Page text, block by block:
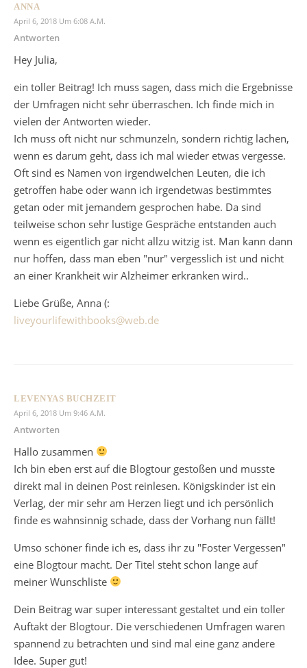
ANNA
April 6, 2018 Um 6:08 A.m.
Antworten
Hey Julia,
ein toller Beitrag! Ich muss sagen, dass mich die Ergebnisse
der Umfragen nicht sehr überraschen. Ich finde mich in
vielen der Antworten wieder.
Ich muss oft nicht nur schmunzeln, sondern richtig lachen,
wenn es darum geht, dass ich mal wieder etwas vergesse.
Oft sind es Namen von irgendwelchen Leuten, die ich
getroffen habe oder wann ich irgendetwas bestimmtes
getan oder mit jemandem gesprochen habe. Da sind
teilweise schon sehr lustige Gespräche entstanden auch
wenn es eigentlich gar nicht allzu witzig ist. Man kann dann
nur hoffen, dass man eben "nur" vergesslich ist und nicht
an einer Krankheit wir Alzheimer erkranken wird..
Liebe Grüße, Anna (:
liveyourlifewithbooks@web.de
LEVENYAS BUCHZEIT
April 6, 2018 Um 9:46 A.m.
Antworten
Hallo zusammen
Ich bin eben erst auf die Blogtour gestoßen und musste
direkt mal in deinen Post reinlesen. Königskinder ist ein
Verlag, der mir sehr am Herzen liegt und ich persönlich
finde es wahnsinnig schade, dass der Vorhang nun fällt!
Umso schöner finde ich es, dass ihr zu "Foster Vergessen"
eine Blogtour macht. Der Titel steht schon lange auf
meiner Wunschliste
Dein Beitrag war super interessant gestaltet und ein toller
Auftakt der Blogtour. Die verschiedenen Umfragen waren
spannend zu betrachten und sind mal eine ganz andere
Idee. Super gut!